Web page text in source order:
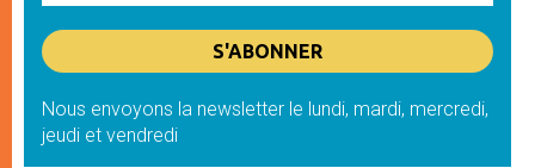
Nous envoyons la newsletter le lundi, mardi, mercredi,
jeudi et vendredi